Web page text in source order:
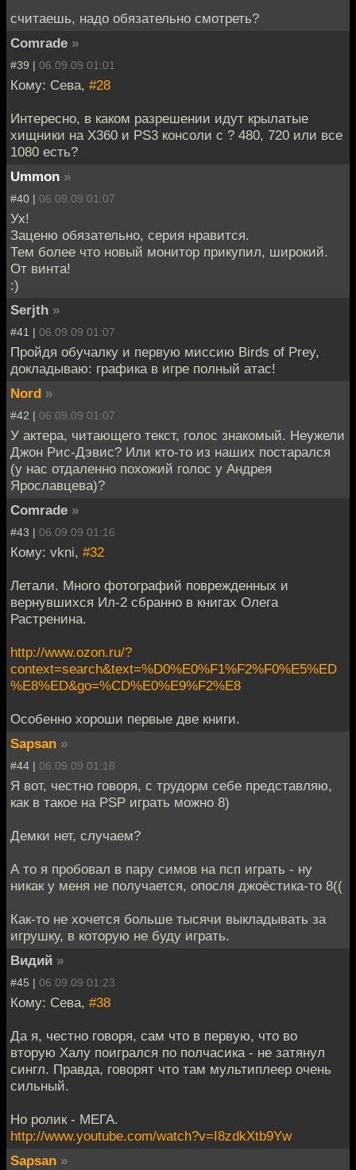
считаешь, надо обязательно смотреть?
Comrade »
#39 | 06.09.09 01:01
Кому: Сева, #28
Интересно, в каком разрешении идут крылатые
хищники на Х360 и PS3 консоли с ? 480, 720 или все
1080 есть?
Ummon »
#40 | 06.09.09 01:07
Ух!
Заценю обязательно, серия нравится.
Тем более что новый монитор прикупил, широкий.
От винта!
:)
Serjth »
#41 | 06.09.09 01:07
Пройдя обучалку и первую миссию Birds of Prey,
докладываю: графика в игре полный атас!
Nord »
#42 | 06.09.09 01:07
У актера, читающего текст, голос знакомый. Неужели
Джон Рис-Дэвис? Или кто-то из наших постарался
(у нас отдаленно похожий голос у Андрея
Ярославцева)?
Comrade »
#43 | 06.09.09 01:16
Кому: vkni, #32
Летали. Много фотографий поврежденных и
вернувшихся Ил-2 сбранно в книгах Олега
Растренина.
http://www.ozon.ru/?
context=search&text=%D0%E0%F1%F2%F0%E5%ED
%E8%ED&go=%CD%E0%E9%F2%E8
Особенно хороши первые две книги.
Sapsan »
#44 | 06.09.09 01:18
Я вот, честно говоря, с трудорм себе представляю,
как в такое на PSP играть можно 8)
Демки нет, случаем?
А то я пробовал в пару симов на псп играть - ну
никак у меня не получается, опосля джоёстика-то 8((
Как-то не хочется больше тысячи выкладывать за
игрушку, в которую не буду играть.
Видий »
#45 | 06.09.09 01:23
Кому: Сева, #38
Да я, честно говоря, сам что в первую, что во
вторую Халу поигрался по полчасика - не затянул
сингл. Правда, говорят что там мультиплеер очень
сильный.
Но ролик - МЕГА.
http://www.youtube.com/watch?v=I8zdkXtb9Yw
Sapsan »